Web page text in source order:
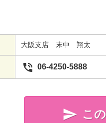
大阪支店 末中 翔太
 06-4250-5888
 こ